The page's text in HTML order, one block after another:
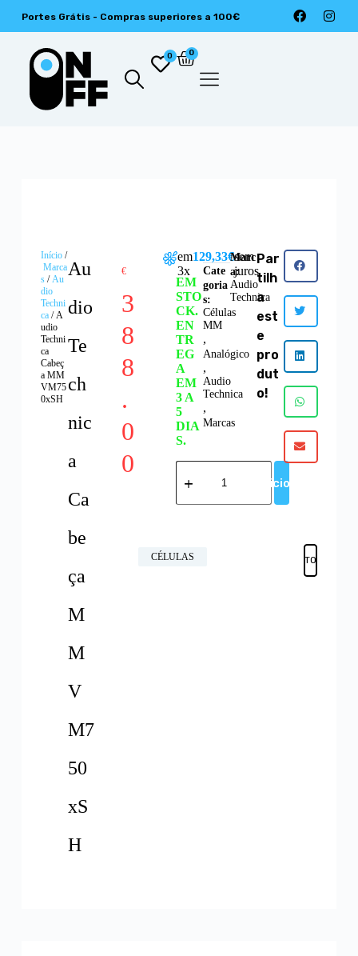
Portes Grátis - Compras superiores a 100€
0 0
Início/
Marca
s/Au
dio
Techni
ca/ A
udio
Techni
ca
Cabeç
a MM
VM75
0xSH
Au
dio
Te
ch
nic
a
Ca
be
ça
M
M
V
M7
50
xS
H
€
3
8
8
.
0
0
CÉLULAS
em
3x
129,33€sem
juros
EM
STO
CK.
EN
TR
EG
A
EM
3 A
5
DIA
S.
Adicionar
Cate
goria
s:
Células
MM
,
Analógico
,
Audio
Technica
,
Marcas
Marc
a:
Audio
Technica
Par
tilh
a
est
e
pro
dut
o!
FAVORITOS